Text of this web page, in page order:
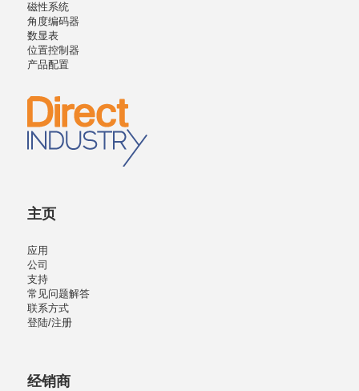
磁性系统
角度编码器
数显表
位置控制器
产品配置
主页
应用
公司
支持
常见问题解答
联系方式
登陆/注册
经销商